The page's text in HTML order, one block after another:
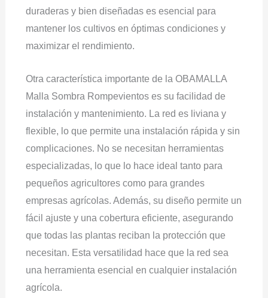
duraderas y bien diseñadas es esencial para
mantener los cultivos en óptimas condiciones y
maximizar el rendimiento.
Otra característica importante de la OBAMALLA
Malla Sombra Rompevientos es su facilidad de
instalación y mantenimiento. La red es liviana y
flexible, lo que permite una instalación rápida y sin
complicaciones. No se necesitan herramientas
especializadas, lo que lo hace ideal tanto para
pequeños agricultores como para grandes
empresas agrícolas. Además, su diseño permite un
fácil ajuste y una cobertura eficiente, asegurando
que todas las plantas reciban la protección que
necesitan. Esta versatilidad hace que la red sea
una herramienta esencial en cualquier instalación
agrícola.